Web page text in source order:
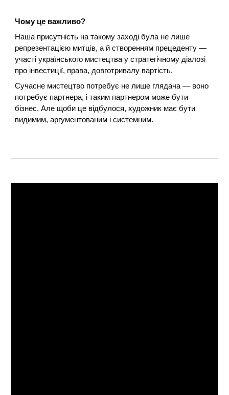
Чому це важливо?
Наша присутність на такому заході була не лише
репрезентацією митців, а й створенням прецеденту —
участі українського мистецтва у стратегічному діалозі
про інвестиції, права, довготривалу вартість.
Сучасне мистецтво потребує не лише глядача — воно
потребує партнера, і таким партнером може бути
бізнес. Але щоби це відбулося, художник має бути
видимим, аргументованим і системним.